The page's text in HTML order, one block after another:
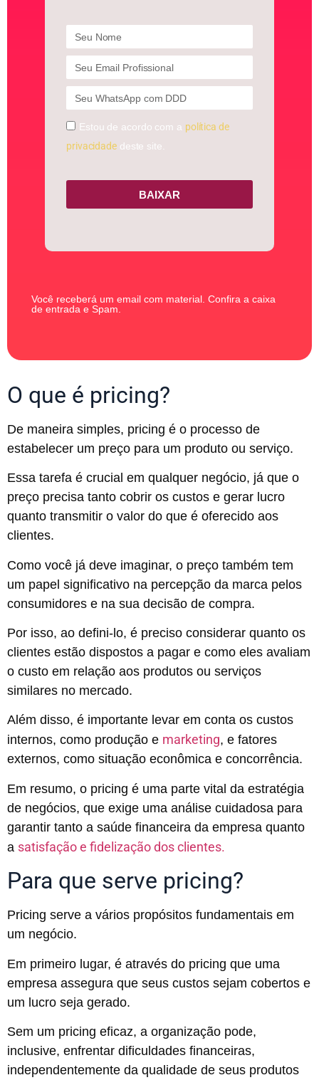
Estou de acordo com a política de
privacidadedeste site.
BAIXAR
Você receberá um email com material. Confira a caixa
de entrada e Spam.
O que é pricing?
De maneira simples, pricing é o processo de
estabelecer um preço para um produto ou serviço.
Essa tarefa é crucial em qualquer negócio, já que o
preço precisa tanto cobrir os custos e gerar lucro
quanto transmitir o valor do que é oferecido aos
clientes.
Como você já deve imaginar, o preço também tem
um papel significativo na percepção da marca pelos
consumidores e na sua decisão de compra.
Por isso, ao defini-lo, é preciso considerar quanto os
clientes estão dispostos a pagar e como eles avaliam
o custo em relação aos produtos ou serviços
similares no mercado.
Além disso, é importante levar em conta os custos
internos, como produção e marketing, e fatores
externos, como situação econômica e concorrência.
Em resumo, o pricing é uma parte vital da estratégia
de negócios, que exige uma análise cuidadosa para
garantir tanto a saúde financeira da empresa quanto
a satisfação e fidelização dos clientes.
Para que serve pricing?
Pricing serve a vários propósitos fundamentais em
um negócio.
Em primeiro lugar, é através do pricing que uma
empresa assegura que seus custos sejam cobertos e
um lucro seja gerado.
Sem um pricing eficaz, a organização pode,
inclusive, enfrentar dificuldades financeiras,
independentemente da qualidade de seus produtos